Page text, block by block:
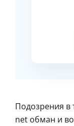
Подозрения в
net обман и